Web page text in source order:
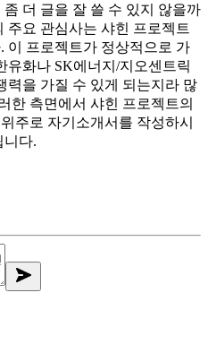
더 글을 잘 쓸 수 있지 않을까
주요 관심사는 샤힌 프로젝트
이 프로젝트가 정상적으로 가
유화나 SK에너지/지오센트릭
력을 가질 수 있게 되는지라 많
한 측면에서 샤힌 프로젝트의
주로 자기소개서를 작성하시
니다.